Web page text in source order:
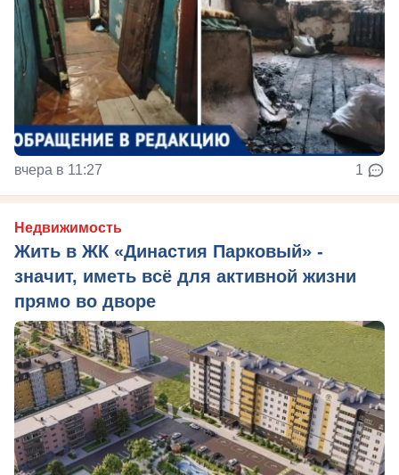
вчера в 11:27 1
Недвижимость
Жить в ЖК «Династия Парковый» -
значит, иметь всё для активной жизни
прямо во дворе